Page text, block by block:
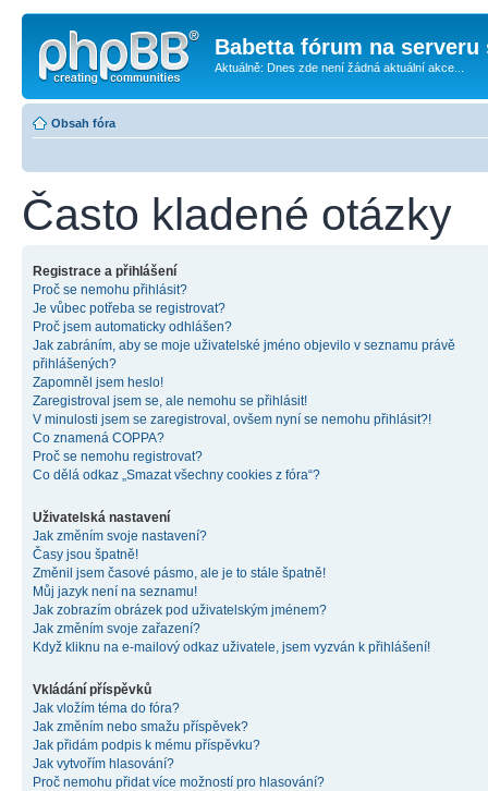
Babetta fórum na serveru
Aktuálně: Dnes zde není žádná aktuální akce...
Obsah fóra
Často kladené otázky
Registrace a přihlášení
Proč se nemohu přihlásit?
Je vůbec potřeba se registrovat?
Proč jsem automaticky odhlášen?
Jak zabráním, aby se moje uživatelské jméno objevilo v seznamu právě
přihlášených?
Zapomněl jsem heslo!
Zaregistroval jsem se, ale nemohu se přihlásit!
V minulosti jsem se zaregistroval, ovšem nyní se nemohu přihlásit?!
Co znamená COPPA?
Proč se nemohu registrovat?
Co dělá odkaz „Smazat všechny cookies z fóra“?
Uživatelská nastavení
Jak změním svoje nastavení?
Časy jsou špatně!
Změnil jsem časové pásmo, ale je to stále špatně!
Můj jazyk není na seznamu!
Jak zobrazím obrázek pod uživatelským jménem?
Jak změním svoje zařazení?
Když kliknu na e-mailový odkaz uživatele, jsem vyzván k přihlášení!
Vkládání příspěvků
Jak vložím téma do fóra?
Jak změním nebo smažu příspěvek?
Jak přidám podpis k mému příspěvku?
Jak vytvořím hlasování?
Proč nemohu přidat více možností pro hlasování?